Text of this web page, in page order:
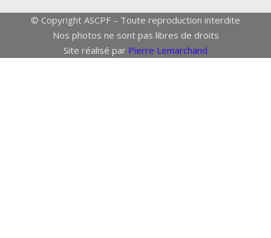
© Copyright ASCPF – Toute reproduction interdite
Nos photos ne sont pas libres de droits
Site réalisé par Pierre Lemarchand